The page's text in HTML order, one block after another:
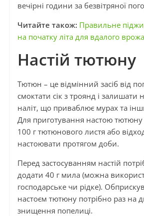
вечірні години за безвітряної
Читайте також: Правильне
на початку літа для вдалого
Настій тютюну
Тютюн – це відмінний засіб від
смоктати сік з троянд і залишати
наліт, що приваблює мурах та
Для приготування настою тютюну
100 г тютюнового листя або
настоювати протягом доби.
Перед застосуванням настій
додати 40 г мила (можна
господарське чи рідке).
настоєм тютюну потрібно раз на
знищення попелиці.